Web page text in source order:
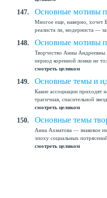
147. Основные мотивы
Многое еще, наверно, хочет
реалиста ли, модерниста —
148. Основные мотивы
Творчество Анны Андреевны
период коренной ломки не
смотреть целиком
149. Основные темы и
Какие ассоциации приходят
трагичная, спасительной
смотреть целиком
150. Основные темы
Анна Ахматова — знаковое
эпоху социальных
смотреть целиком